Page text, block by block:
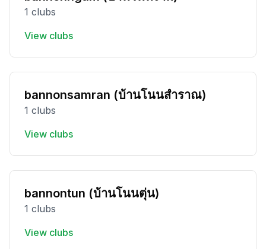
1 clubs
View clubs
bannonsamran (บ้านโนนสำราณ)
1 clubs
View clubs
bannontun (บ้านโนนตุ่น)
1 clubs
View clubs